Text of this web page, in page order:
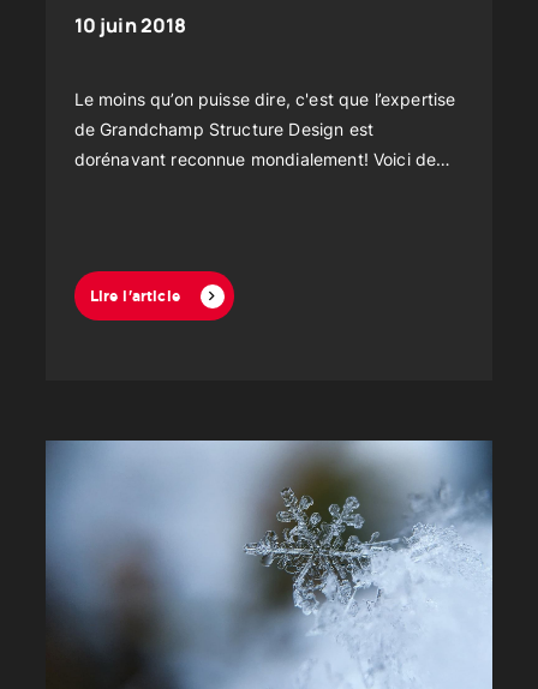
10 juin 2018
Le moins qu’on puisse dire, c'est que l’expertise
de Grandchamp Structure Design est
dorénavant reconnue mondialement! Voici de
Lire l'article